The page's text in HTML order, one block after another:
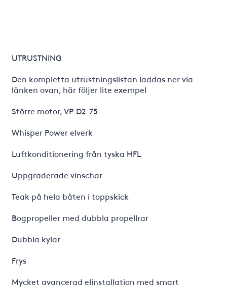
UTRUSTNING
Den kompletta utrustningslistan laddas ner via
länken ovan, här följer lite exempel
Större motor, VP D2-75
Whisper Power elverk
Luftkonditionering från tyska HFL
Uppgraderade vinschar
Teak på hela båten i toppskick
Bogpropeller med dubbla propellrar
Dubbla kylar
Frys
Mycket avancerad elinstallation med smart